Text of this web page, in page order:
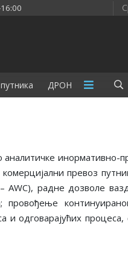
ДРОН
инормативно-
превоз
AWC), радне дозволе
провођење
одговарајућих